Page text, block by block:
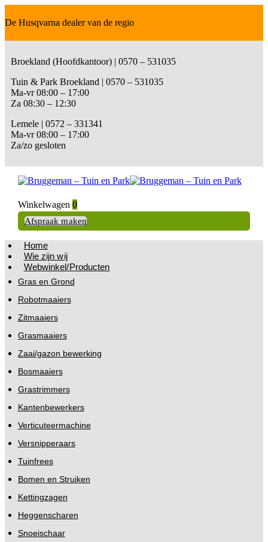
De Husqvarna dealer van de regio
Broekland (Hoofdkantoor) | 0570 – 531035
Tuin & Park Broekland | 0570 – 531035
Ma-vr 08:00 – 17:00
Za 08:30 – 12:30
Lemele | 0572 – 331341
Ma-vr 08:00 – 17:00
Za/zo gesloten
Winkelwagen 0
Afspraak maken
Home
Wie zijn wij
Webwinkel/Producten
Gras en Grond
Robotmaaiers
Zitmaaiers
Grasmaaiers
Zaai/gazon bewerking
Bosmaaiers
Grastrimmers
Kantenbewerkers
Verticuteermachine
Versnipperaars
Tuinfrees
Bomen en Struiken
Kettingzagen
Heggenscharen
Snoeischaar